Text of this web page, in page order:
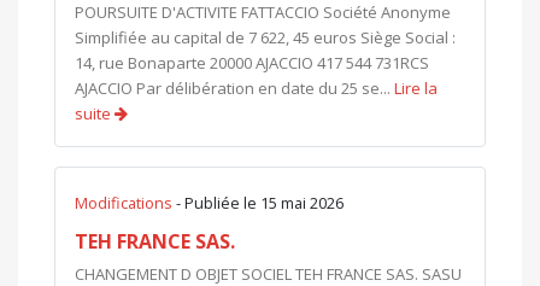
POURSUITE D'ACTIVITE FATTACCIO Société Anonyme
Simplifiée au capital de 7 622, 45 euros Siège Social :
14, rue Bonaparte 20000 AJACCIO 417 544 731RCS
AJACCIO Par délibération en date du 25 se... Lire la
suite
Modifications - Publiée le 15 mai 2026
TEH FRANCE SAS.
CHANGEMENT D OBJET SOCIEL TEH FRANCE SAS. SASU